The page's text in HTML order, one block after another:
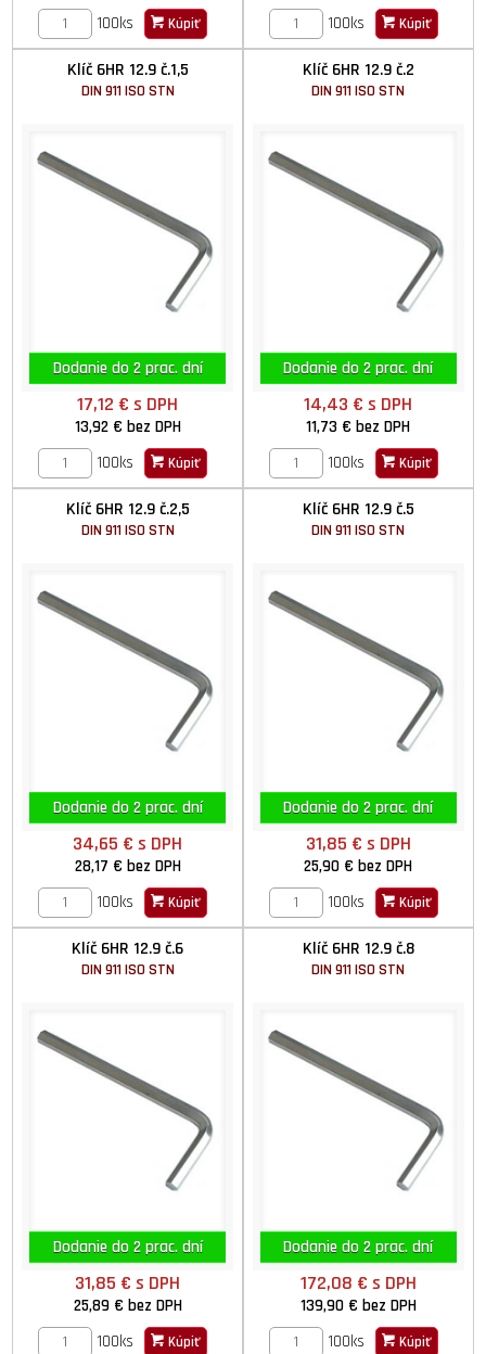
100ks
Kúpiť
100ks
Kúpiť
Klíč 6HR 12.9 č.1,5
DIN 911 ISO STN
Dodanie do 2 prac. dní
17,12 €s DPH
13,92 € bez DPH
100ks
Kúpiť
Klíč 6HR 12.9 č.2
DIN 911 ISO STN
Dodanie do 2 prac. dní
14,43 €s DPH
11,73 €bez DPH
100ks
Kúpiť
Klíč 6HR 12.9 č.2,5
DIN 911 ISO STN
Dodanie do 2 prac. dní
34,65 €s DPH
28,17 € bez DPH
100ks
Kúpiť
Klíč 6HR 12.9 č.5
DIN 911 ISO STN
Dodanie do 2 prac. dní
31,85 € s DPH
25,90 €bez DPH
100ks
Kúpiť
Klíč 6HR 12.9 č.6
DIN 911 ISO STN
Dodanie do 2 prac. dní
31,85 €s DPH
25,89 € bez DPH
100ks
Kúpiť
Klíč 6HR 12.9 č.8
DIN 911 ISO STN
Dodanie do 2 prac. dní
172,08 € s DPH
139,90 € bez DPH
100ks
Kúpiť